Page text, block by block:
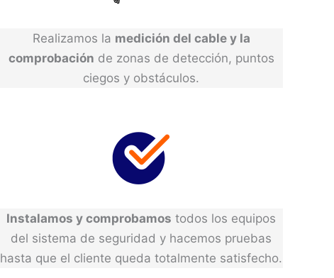
Realizamos la medición del cable y la
comprobación de zonas de detección, puntos
ciegos y obstáculos.
Instalamos y comprobamos todos los equipos
del sistema de seguridad y hacemos pruebas
hasta que el cliente queda totalmente satisfecho.